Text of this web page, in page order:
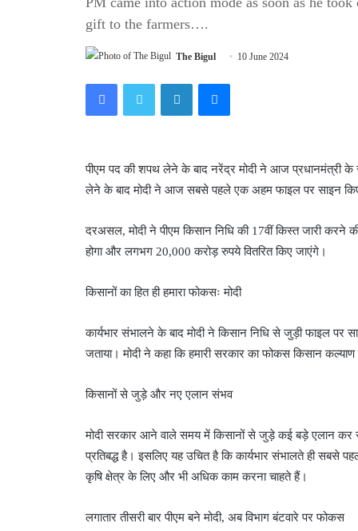
gift to the farmers….
The Bigul 10 June 2024
FacebookTwitter LinkedInMessenger
पीएम पद की शपथ लेने के बाद नरेंद्र मोदी ने आज प्रधानमंत्री के
लेने के बाद मोदी ने आज सबसे पहले एक अहम फाइल पर साइन
दरअसल, मोदी ने पीएम किसान निधि की 17वीं किस्त जारी करने
होगा और लगभग 20,000 करोड़ रुपये वितरित किए जाएंगे।
किसानों का हित ही हमारा फोकसः मोदी
कार्यभार संभालने के बाद मोदी ने किसान निधि से जुड़ी फाइल पर
जताया। मोदी ने कहा कि हमारी सरकार का फोकस किसान
किसानों से जुड़े और नए एलान संभव
मोदी सरकार आने वाले समय में किसानों से जुड़े कई बड़े एलान कर
प्रतिबद्ध है। इसलिए यह उचित है कि कार्यभार संभालते ही
कृषि क्षेत्र के लिए और भी अधिक काम करना चाहते हैं।
लगातार तीसरी बार पीएम बने मोदी, अब विभाग बंटवारे पर फोकस